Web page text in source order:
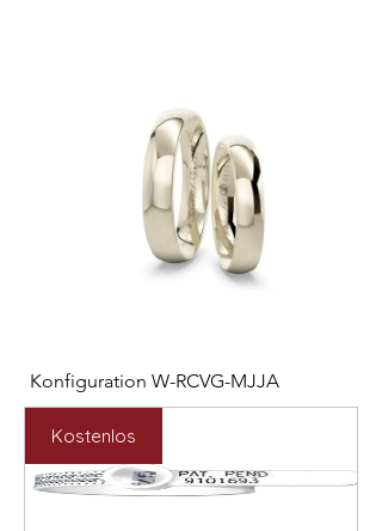
Konfiguration W-RCVG-MJJA
Preis
2.531,00 €
Preis
Kostenlos